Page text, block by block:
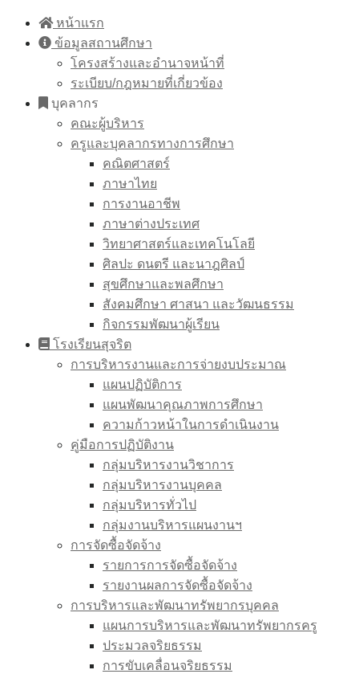
Skip
หน้าแรก
ข้อมูลสถานศึกษา
โครงสร้างและอำนาจหน้าที่
ระเบียบ/กฎหมายที่เกี่ยวข้อง
บุคลากร
คณะผู้บริหาร
ครูและบุคลากรทางการศึกษา
คณิตศาสตร์
ภาษาไทย
การงานอาชีพ
ภาษาต่างประเทศ
วิทยาศาสตร์และเทคโนโลยี
ศิลปะ ดนตรี และนาฎศิลป์
สุขศึกษาและพลศึกษา
สังคมศึกษา ศาสนา และวัฒนธรรม
กิจกรรมพัฒนาผู้เรียน
โรงเรียนสุจริต
การบริหารงานและการจ่ายงบประมาณ
แผนปฏิบัติการ
แผนพัฒนาคุณภาพการศึกษา
ความก้าวหน้าในการดำเนินงาน
คู่มือการปฏิบัติงาน
กลุ่มบริหารงานวิชาการ
กลุ่มบริหารงานบุคคล
กลุ่มบริหารทั่วไป
กลุ่มงานบริหารแผนงานฯ
การจัดซื้อจัดจ้าง
รายการการจัดซื้อจัดจ้าง
รายงานผลการจัดซื้อจัดจ้าง
การบริหารและพัฒนาทรัพยากรบุคคล
แผนการบริหารและพัฒนาทรัพยากรครู
ประมวลจริยธรรม
การขับเคลื่อนจริยธรรม